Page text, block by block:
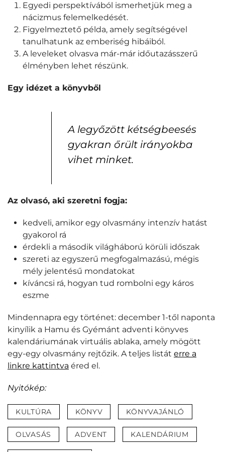
Egyedi perspektívából ismerhetjük meg a
nácizmus felemelkedését.
Figyelmeztető példa, amely segítségével
tanulhatunk az emberiség hibáiból.
A leveleket olvasva már-már időutazásszerű
élményben lehet részünk.
Egy idézet a könyvből
A legyőzött kétségbeesés
gyakran őrült irányokba
vihet minket.
Az olvasó, aki szeretni fogja:
kedveli, amikor egy olvasmány intenzív hatást
gyakorol rá
érdekli a második világháború körüli időszak
szereti az egyszerű megfogalmazású, mégis
mély jelentésű mondatokat
kíváncsi rá, hogyan tud rombolni egy káros
eszme
Mindennapra egy történet: december 1-től naponta
kinyílik a Hamu és Gyémánt adventi könyves
kalendáriumának virtuális ablaka, amely mögött
egy-egy olvasmány rejtőzik. A teljes listát erre a
linkre kattintva éred el.
Nyitókép:
KULTÚRA KÖNYV KÖNYVAJÁNLÓ
OLVASÁS ADVENT KALENDÁRIUM